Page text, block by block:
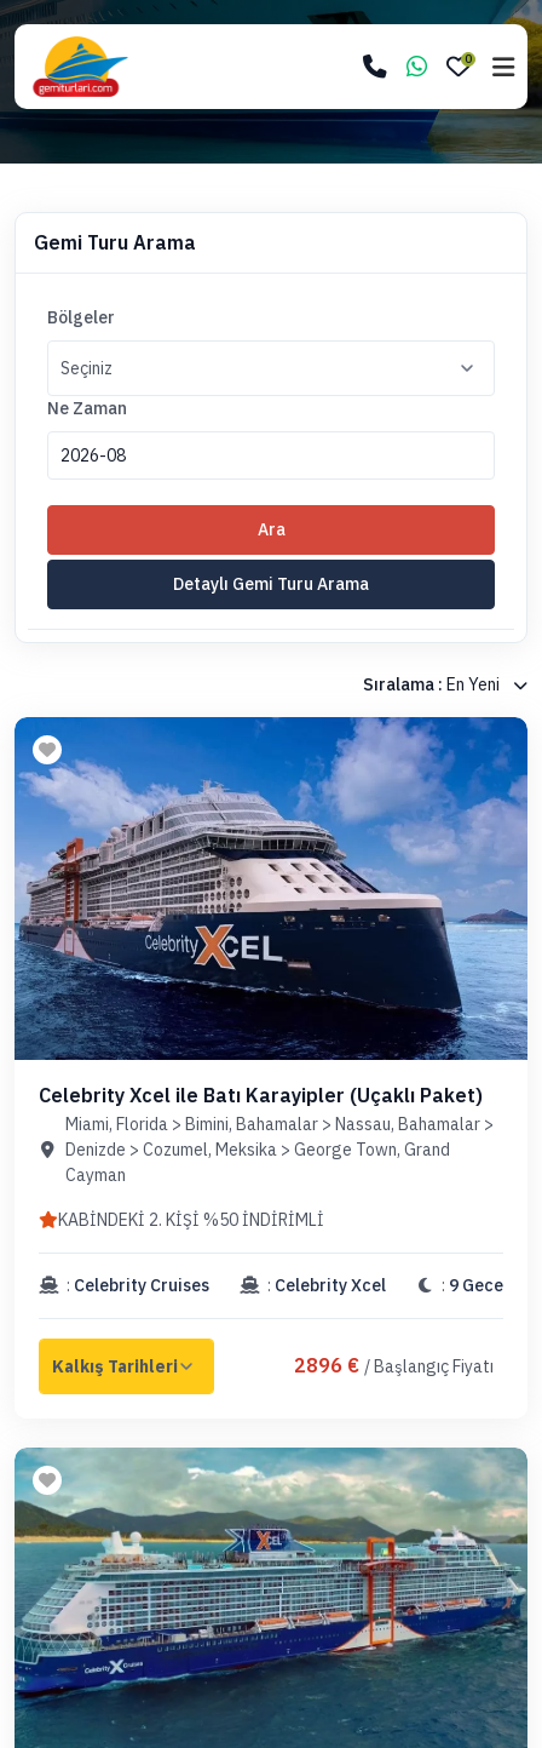
0
Gemi Turu Arama
Bölgeler
Ne Zaman
Ara
Detaylı Gemi Turu Arama
Sıralama : En Yeni
Celebrity Xcel ile Batı Karayipler (Uçaklı Paket)
Miami, Florida > Bimini, Bahamalar > Nassau, Bahamalar >
Denizde > Cozumel, Meksika > George Town, Grand
Cayman
KABİNDEKİ 2. KİŞİ %50 İNDİRİMLİ
: Celebrity Cruises : Celebrity Xcel : 9 Gece
2896 € / Başlangıç Fiyatı